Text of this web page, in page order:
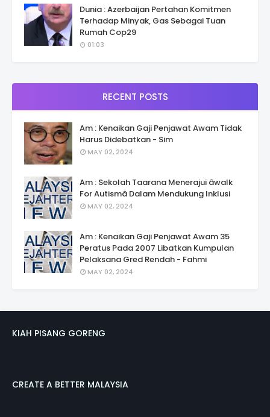
Dunia : Azerbaijan Pertahan Komitmen
Terhadap Minyak, Gas Sebagai Tuan
Rumah Cop29
01:03
RECENT POSTS
Am : Kenaikan Gaji Penjawat Awam Tidak
Harus Didebatkan - Sim
MAY 02, 2024
Am : Sekolah Taarana Menerajui âwalk
For Autismâ Dalam Mendukung Inklusi
MAY 02, 2024
Am : Kenaikan Gaji Penjawat Awam 35
Peratus Pada 2007 Libatkan Kumpulan
Pelaksana Gred Rendah - Fahmi
MAY 02, 2024
KIAH PISANG GORENG
CREATE A BETTER MALAYSIA